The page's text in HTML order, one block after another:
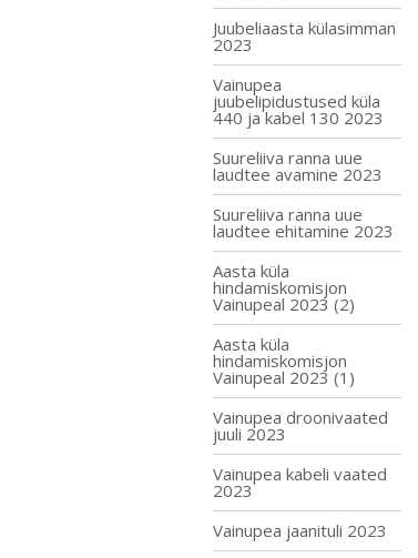
Juubeliaasta külasimman
2023
Vainupea
juubelipidustused küla
440 ja kabel 130 2023
Suureliiva ranna uue
laudtee avamine 2023
Suureliiva ranna uue
laudtee ehitamine 2023
Aasta küla
hindamiskomisjon
Vainupeal 2023 (2)
Aasta küla
hindamiskomisjon
Vainupeal 2023 (1)
Vainupea droonivaated
juuli 2023
Vainupea kabeli vaated
2023
Vainupea jaanituli 2023